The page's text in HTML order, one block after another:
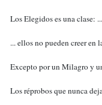
Los Elegidos es una clase: ...
... ellos no pueden creer en
Excepto por un Milagro y
Los réprobos que nunca